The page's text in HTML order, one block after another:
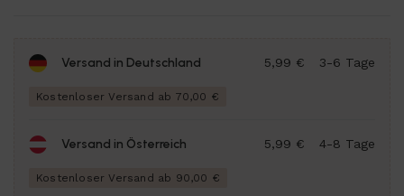
Versand in Deutschland 3-6 Tage
5,99 €
Kostenloser Versand ab 70,00 €
Versand in Österreich 4-8 Tage
5,99 €
Kostenloser Versand ab 90,00 €